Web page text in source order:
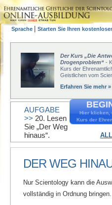
Sprache Starten Sie Ihren
Der Kurs „Die
Drogenproblem“ -
Kurs der
Geistlichen vom
Erfahren Sie mehr »
Hier klicken,
Kurs der
AUFGABE
>> 20. Lesen
Sie „Der Weg
hinaus“.
DER WEG
Nur Scientology kann die
vollständig in Ordnung bringen.